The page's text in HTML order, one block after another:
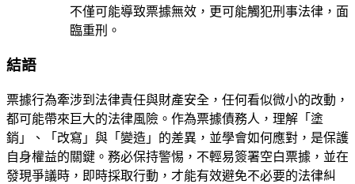
不僅可能導致票據無效，更可能觸犯刑事法律，面
臨重刑。
結語
票據行為牽涉到法律責任與財產安全，任何看似微小的改動，
都可能帶來巨大的法律風險。作為票據債務人，理解「塗
銷」、「改寫」與「變造」的差異，並學會如何應對，是保護
自身權益的關鍵。務必保持警惕，不輕易簽署空白票據，並在
發現爭議時，即時採取行動，才能有效避免不必要的法律糾